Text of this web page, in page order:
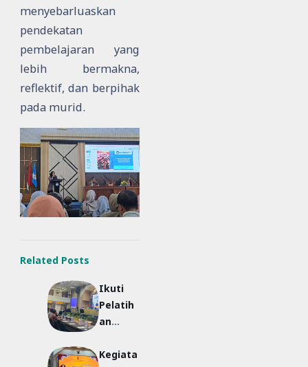
menyebarluaskan
pendekatan
pembelajaran yang
lebih bermakna,
reflektif, dan berpihak
pada murid.
Related Posts
Ikuti
Pelatih
an
k
Kegiata